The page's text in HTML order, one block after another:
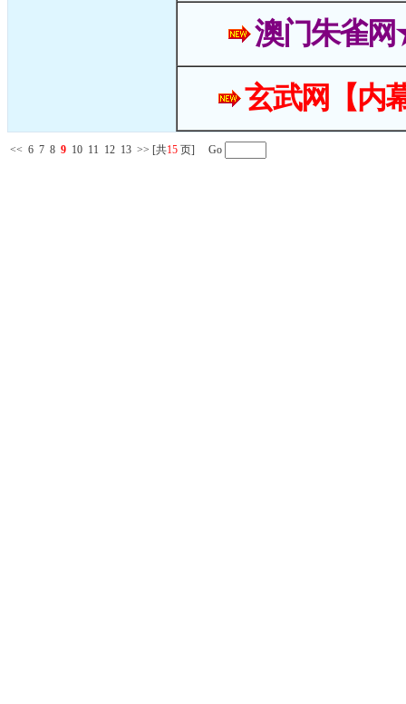
澳门朱雀
玄武网【内
<< 6 7 8 9 10 11 12 13 >> [共15 页] Go